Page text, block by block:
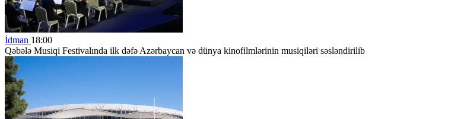
İdman 18:00
Qəbələ Musiqi Festivalında ilk dəfə Azərbaycan və dünya kinofilmlərinin musiqiləri səsləndirilib